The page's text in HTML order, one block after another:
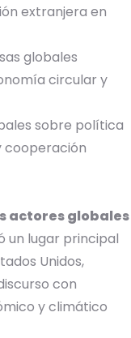
extranjera en
globales
circular y
sobre política
cooperación
actores globales
un lugar principal
Unidos,
con
y climático